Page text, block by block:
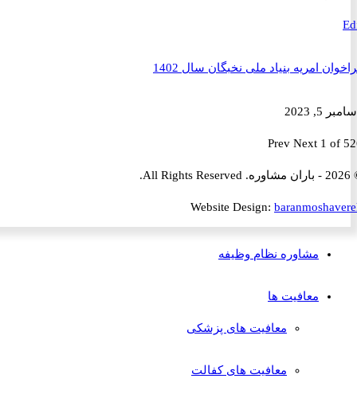
امریه بنیاد ملی نخبگان سال 1402
PrevNext 1
Website Design:
مشاوره نظام وظیفه
معافیت ها
معافیت های پزشکی
معافیت های کفالت